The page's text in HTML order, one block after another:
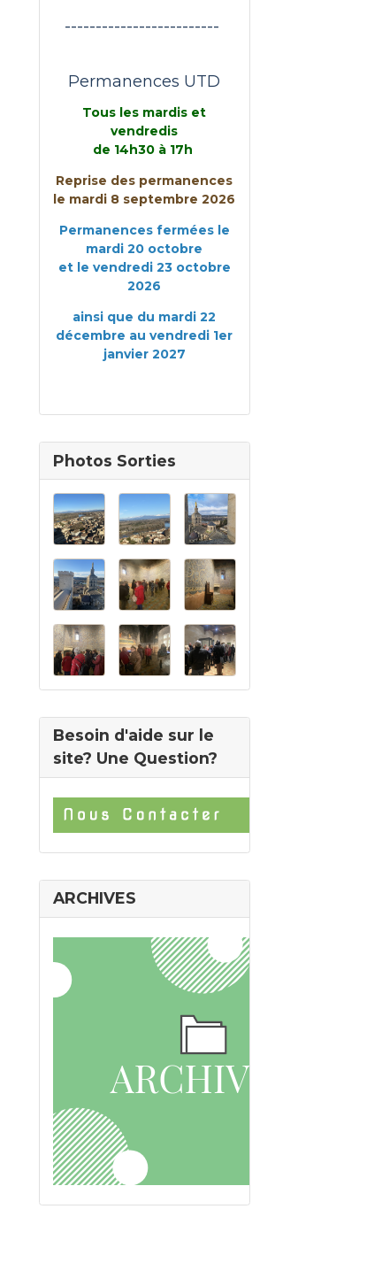
-------------------------
Permanences UTD
Tous les mardis et
vendredis
de 14h30 à 17h
Reprise des permanences
le mardi 8 septembre 2026
Permanences fermées le
mardi 20 octobre
et le vendredi 23 octobre
2026
ainsi que du mardi 22
décembre au vendredi 1er
janvier 2027
Photos Sorties
Besoin d'aide sur le
site? Une Question?
ARCHIVES